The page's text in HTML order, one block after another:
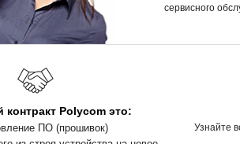
сервисного
Polycom это:
ПО (прошивок)
Узнайте